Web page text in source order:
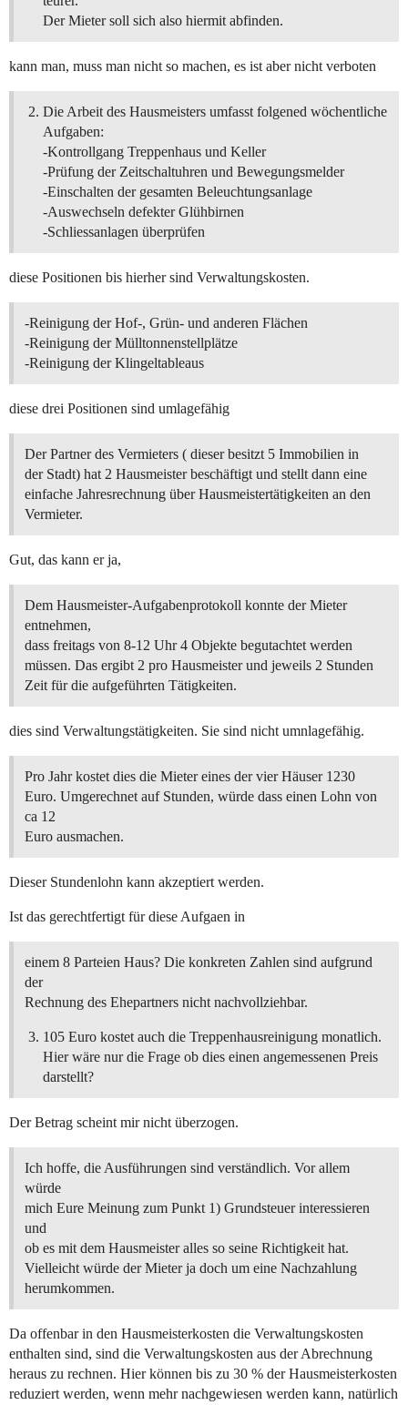
Der Mieter soll sich also hiermit abfinden.
kann man, muss man nicht so machen, es ist aber nicht verboten
Die Arbeit des Hausmeisters umfasst folgened wöchentliche
Aufgaben:
-Kontrollgang Treppenhaus und Keller
-Prüfung der Zeitschaltuhren und Bewegungsmelder
-Einschalten der gesamten Beleuchtungsanlage
-Auswechseln defekter Glühbirnen
-Schliessanlagen überprüfen
diese Positionen bis hierher sind Verwaltungskosten.
-Reinigung der Hof-, Grün- und anderen Flächen
-Reinigung der Mülltonnenstellplätze
-Reinigung der Klingeltableaus
diese drei Positionen sind umlagefähig
Der Partner des Vermieters ( dieser besitzt 5 Immobilien in
der Stadt) hat 2 Hausmeister beschäftigt und stellt dann eine
einfache Jahresrechnung über Hausmeistertätigkeiten an den
Vermieter.
Gut, das kann er ja,
Dem Hausmeister-Aufgabenprotokoll konnte der Mieter
entnehmen,
dass freitags von 8-12 Uhr 4 Objekte begutachtet werden
müssen. Das ergibt 2 pro Hausmeister und jeweils 2 Stunden
Zeit für die aufgeführten Tätigkeiten.
dies sind Verwaltungstätigkeiten. Sie sind nicht umnlagefähig.
Pro Jahr kostet dies die Mieter eines der vier Häuser 1230
Euro. Umgerechnet auf Stunden, würde dass einen Lohn von
ca 12
Euro ausmachen.
Dieser Stundenlohn kann akzeptiert werden.
Ist das gerechtfertigt für diese Aufgaen in
einem 8 Parteien Haus? Die konkreten Zahlen sind aufgrund
der
Rechnung des Ehepartners nicht nachvollziehbar.
105 Euro kostet auch die Treppenhausreinigung monatlich.
Hier wäre nur die Frage ob dies einen angemessenen Preis
darstellt?
Der Betrag scheint mir nicht überzogen.
Ich hoffe, die Ausführungen sind verständlich. Vor allem
würde
mich Eure Meinung zum Punkt 1) Grundsteuer interessieren
und
ob es mit dem Hausmeister alles so seine Richtigkeit hat.
Vielleicht würde der Mieter ja doch um eine Nachzahlung
herumkommen.
Da offenbar in den Hausmeisterkosten die Verwaltungskosten
enthalten sind, sind die Verwaltungskosten aus der Abrechnung
heraus zu rechnen. Hier können bis zu 30 % der Hausmeisterkosten
reduziert werden, wenn mehr nachgewiesen werden kann, natürlich